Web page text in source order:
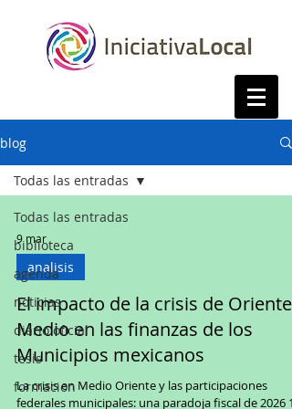
blog
Todas las entradas
biblioteca
agenda
noticias
diario oficial
tesis
formacion
Todas las entradas
9 mar
analisis
El impacto de la crisis de Oriente
Medio en las finanzas de los
Municipios mexicanos
La crisis en Medio Oriente y las participaciones
federales municipales: una paradoja fiscal de 2026 1.